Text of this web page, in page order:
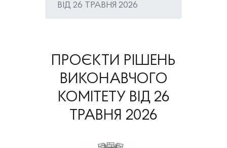
ВІД 26 ТРАВНЯ 2026
ПРОЄКТИ РІШЕНЬ
ВИКОНАВЧОГО
КОМІТЕТУ ВІД 26
ТРАВНЯ 2026